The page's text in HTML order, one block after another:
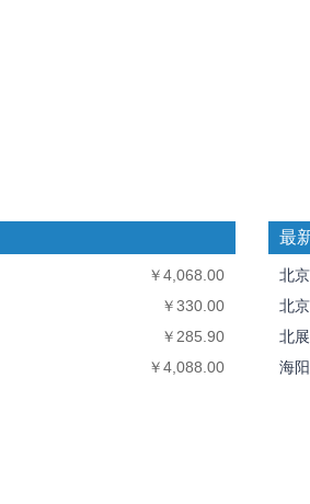
￥4,068.00
￥330.00
￥285.90
￥4,088.00
最
北
北
北
海